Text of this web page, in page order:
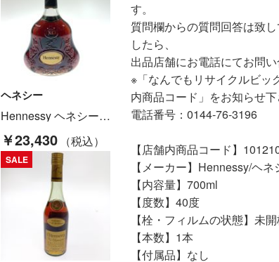
ヘネシー
Hennessy ヘネシー コニャック XO ブランデー 700ml 40度 Sランク 未開栓
￥23,430
SALE
す。
質問欄からの質問回答は致
したら、
出品店舗にお電話にてお問い
※「なんでもリサイクルビ
内商品コード」をお知らせ下
電話番号：0144-76-3196
【店舗内商品コード】
【メーカー】Hennessy/ヘネ
【内容量】700ml
【度数】40度
【栓・フィルムの状態】未
【本数】1本
【付属品】なし